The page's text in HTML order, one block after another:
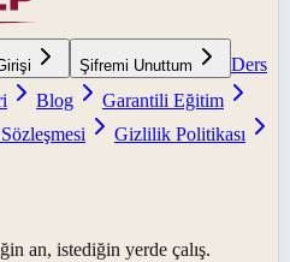
Şifremi Unuttum
Ders
Blog
Garantili Eğitim
Gizlilik Politikası
an, istediğin yerde çalış.